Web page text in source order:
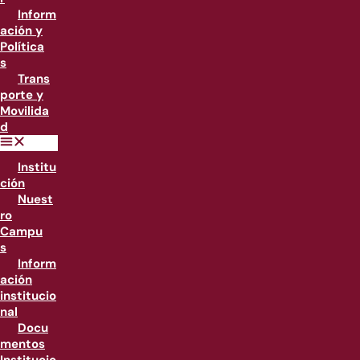
Inform
ación y
Política
s
Trans
porte y
Movilida
d
Institu
ción
Nuest
ro
Campu
s
Inform
ación
institucio
nal
Docu
mentos